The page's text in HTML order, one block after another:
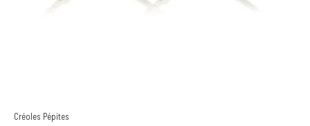
Créoles Pépites